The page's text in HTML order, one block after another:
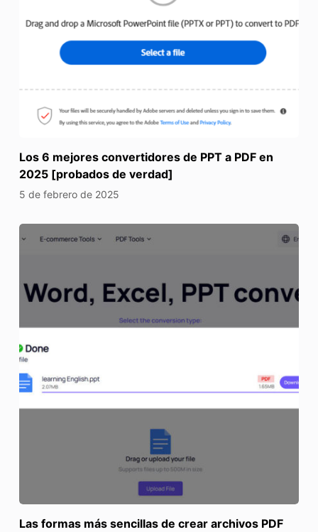
Los 6 mejores convertidores de PPT a PDF en
2025 [probados de verdad]
5 de febrero de 2025
Las formas más sencillas de crear archivos PDF